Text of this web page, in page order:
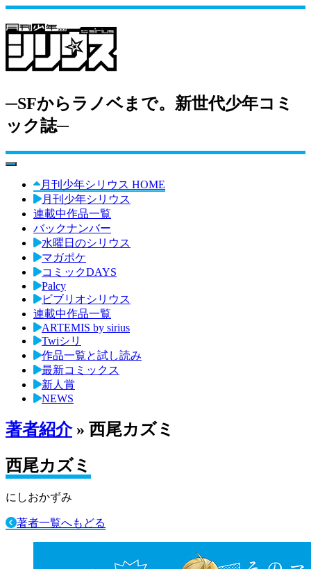
─SFからラノベまで。新世代少年コミ
ック誌─
toggle navigation
月刊少年シリウス HOME
月刊少年シリウス
連載中作品一覧
バックナンバー
水曜日のシリウス
マガポケ
コミックDAYS
Palcy
ビブリオシリウス
連載中作品一覧
ARTEMIS by sirius
Twiシリ
作品一覧と試し読み
最新コミックス
新人賞
NEWS
著者紹介» 西尾カズミ
西尾カズミ
にしおかずみ
著者一覧へもどる